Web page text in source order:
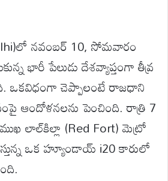
నవంబర్ 10, సోమవారం
భారీ పేలుడు దేశవ్యాప్తంగా తీవ్ర
ఒకవిధంగా చెప్పాలంటే రాజధాని
ఆందోళనలను పెంచింది. రాత్రి 7
లాల్‌కిల్లా (Red Fort) మెట్రో
ఒక హ్యూండాయ్ i20 కారులో